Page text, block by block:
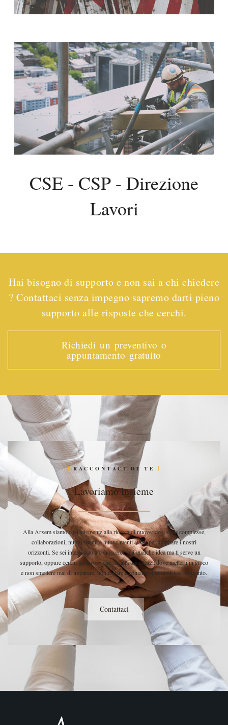
CSE - CSP - Direzione
Lavori
Hai bisogno di supporto e non sai a chi chiedere
? Contattaci senza impegno sapremo darti pieno
supporto alle risposte che cerchi.
Richiedi un preventivo o
appuntamento gratuito
RACCONTACI DI TE
Lavoriamo insieme
Alla Arxem siamo costantemente alla ricerca di nuove idee, sfide complesse,
collaborazioni, nuovi talenti e nuove menti attive per ampliare i nostri
orizzonti. Se sei interessato a conoscerci, hai qualche idea ma ti serve un
supporto, oppure cerchi un lavoro che sia alla tua altezza dove metterti in gioco
e non smettere mai di imparare, non esitare a contattarci in qualsiasi momento.
Contattaci